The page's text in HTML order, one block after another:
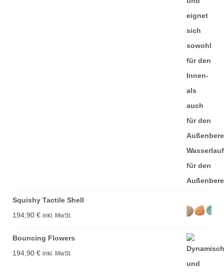
Squishy Tactile Shell
194,90 € inkl. MwSt.
Bouncing Flowers
194,90 € inkl. MwSt.